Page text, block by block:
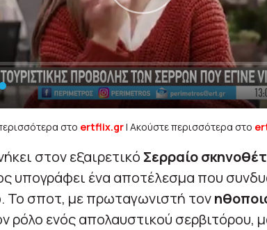
στο ertflix.gr| Ακούστε περισσότερα στο
στον εξαιρετικό Σερραίο
υπογράφει ένα αποτέλεσμα που
Το σποτ, με πρωταγωνιστή τον
ρόλο ενός απολαυστικού σερβιτόρου,